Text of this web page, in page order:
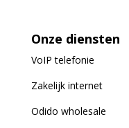
Onze diensten
VoIPtelefonie
Zakelijk internet
Odido wholesale